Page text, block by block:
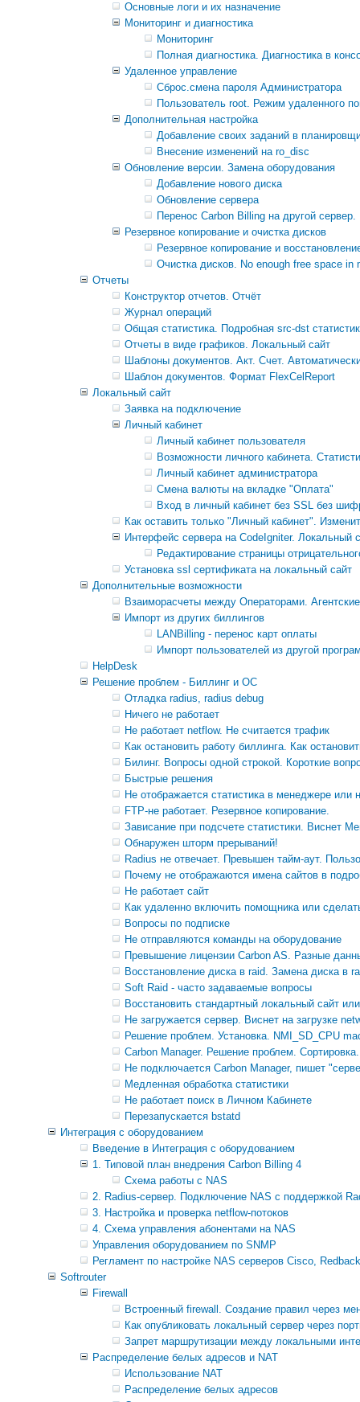
Основные логи и их назначение
Мониторинг и диагностика
Мониторинг
Полная диагностика. Диагностика в
Удаленное управление
Cброс.смена пароля Администратора
Пользователь root. Режим удаленного
Дополнительная настройка
Добавление своих заданий в
Внесение изменений на ro_disc
Обновление версии. Замена оборудования
Добавление нового диска
Обновление сервера
Перенос Carbon Billing на другой
Резервное копирование и очистка дисков
Резервное копирование и
Очистка дисков. No enough free space in
Отчеты
Конструктор отчетов. Отчёт
Журнал операций
Общая статистика. Подробная src-dst
Отчеты в виде графиков. Локальный сайт
Шаблоны документов. Акт. Счет.
Шаблон документов. Формат FlexCelReport
Локальный сайт
Заявка на подключение
Личный кабинет
Личный кабинет пользователя
Возможности личного кабинета.
Личный кабинет администратора
Смена валюты на вкладке "Оплата"
Вход в личный кабинет без SSL без
Как оставить только "Личный кабинет".
Интерфейс сервера на CodeIgniter. Локальный
Редактирование страницы
Установка ssl сертификата на локальный сайт
Дополнительные возможности
Взаиморасчеты между Операторами.
Импорт из других биллингов
LANBilling - перенос карт оплаты
Импорт пользователей из другой
HelpDesk
Решение проблем - Биллинг и ОС
Отладка radius, radius debug
Ничего не работает
Не работает netflow. Не считается трафик
Как остановить работу биллинга. Как
Билинг. Вопросы одной строкой. Короткие
Быстрые решения
Не отображается статистика в менеджере или
FTP-не работает. Резервное копирование.
Зависание при подсчете статистики. Виснет
Обнаружен шторм прерываний!
Radius не отвечает. Превышен тайм-аут.
Почему не отображаются имена сайтов в
Не работает сайт
Как удаленно включить помощника или
Вопросы по подписке
Не отправляются команды на оборудование
Превышение лицензии Carbon AS. Разные
Восстановление диска в raid. Замена диска в
Soft Raid - часто задаваемые вопросы
Восстановить стандартный локальный сайт
Не загружается сервер. Виснет на загрузке
Решение проблем. Установка. NMI_SD_CPU
Carbon Manager. Решение проблем.
Не подключается Carbon Manager, пишет
Медленная обработка статистики
Не работает поиск в Личном Кабинете
Перезапускается bstatd
Интеграция с оборудованием
Введение в Интеграция с оборудованием
1. Типовой план внедрения Carbon Billing 4
Схема работы с NAS
2. Radius-сервер. Подключение NAS с поддержкой
3. Настройка и проверка netflow-потоков
4. Схема управления абонентами на NAS
Управления оборудованием по SNMP
Регламент по настройке NAS серверов Cisco,
Softrouter
Firewall
Встроенный firewall. Создание правил через
Как опубликовать локальный сервер через
Запрет маршрутизации между локальными
Распределение белых адресов и NAT
Использование NAT
Распределение белых адресов